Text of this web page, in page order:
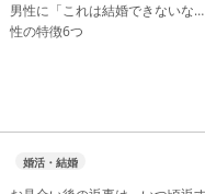
男性に「これは結婚できないな
性の特徴6つ
婚活・結婚